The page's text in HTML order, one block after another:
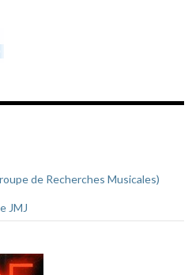
de Recherches Musicales)
JMJ